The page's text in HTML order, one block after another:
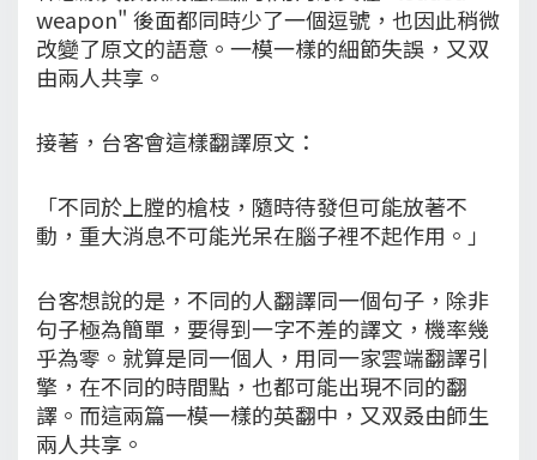
weapon" 後面都同時少了一個逗號，也因此稍微
改變了原文的語意。一模一樣的細節失誤，又双
由兩人共享。
接著，台客會這樣翻譯原文：
「不同於上膛的槍枝，隨時待發但可能放著不
動，重大消息不可能光呆在腦子裡不起作用。」
台客想說的是，不同的人翻譯同一個句子，除非
句子極為簡單，要得到一字不差的譯文，機率幾
乎為零。就算是同一個人，用同一家雲端翻譯引
擎，在不同的時間點，也都可能出現不同的翻
譯。而這兩篇一模一樣的英翻中，又双叒由師生
兩人共享。